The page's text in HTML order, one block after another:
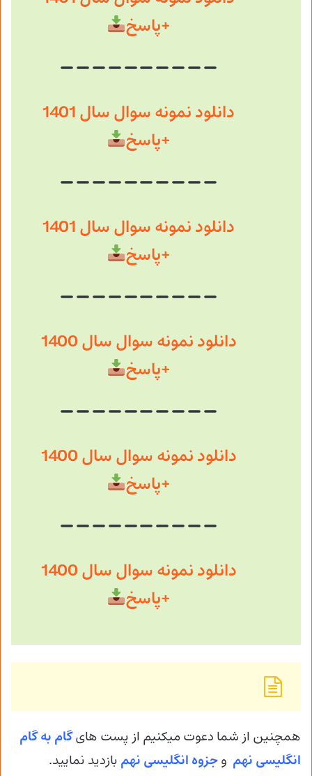
+پاسخ
دانلود نمونه سوال سال 1401
+پاسخ
دانلود نمونه سوال سال 1401
+پاسخ
دانلود نمونه سوال سال 1400
+پاسخ
دانلود نمونه سوال سال 1400
+پاسخ
دانلود نمونه سوال سال 1400
+پاسخ
همچنین از شما دعوت میکنیم از پست هایگام به گام
انگلیسی نهم وجزوه انگلیسی نهم بازدید نمایید.